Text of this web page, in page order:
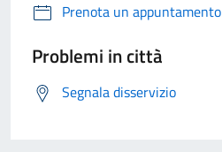
Prenota un appuntamento
Problemi in città
Segnala disservizio